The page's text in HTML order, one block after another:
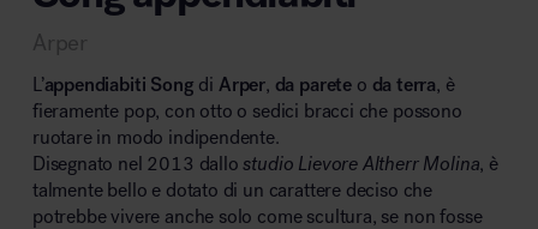
Area outdoor
Arper
L’appendiabiti Song di Arper, da parete o da terra, è
fieramente pop, con otto o sedici bracci che possono
ruotare in modo indipendente.
Disegnato nel 2013 dallostudio Lievore Altherr Molina, è
talmente bello e dotato di un carattere deciso che
potrebbe vivere anche solo come scultura, se non fosse